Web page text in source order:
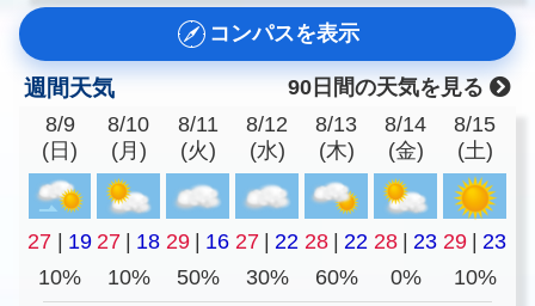
コンパスを表示
週間天気
90日間の天気を見る
8/9
(日)
8/10
(月)
8/11
(火)
8/12
(水)
8/13
(木)
8/14
(金)
8/15
(土)
27 19 27 18 29 16 27 22 28 22 28 23 29
23
10%
10% 50% 30% 60% 0% 10%